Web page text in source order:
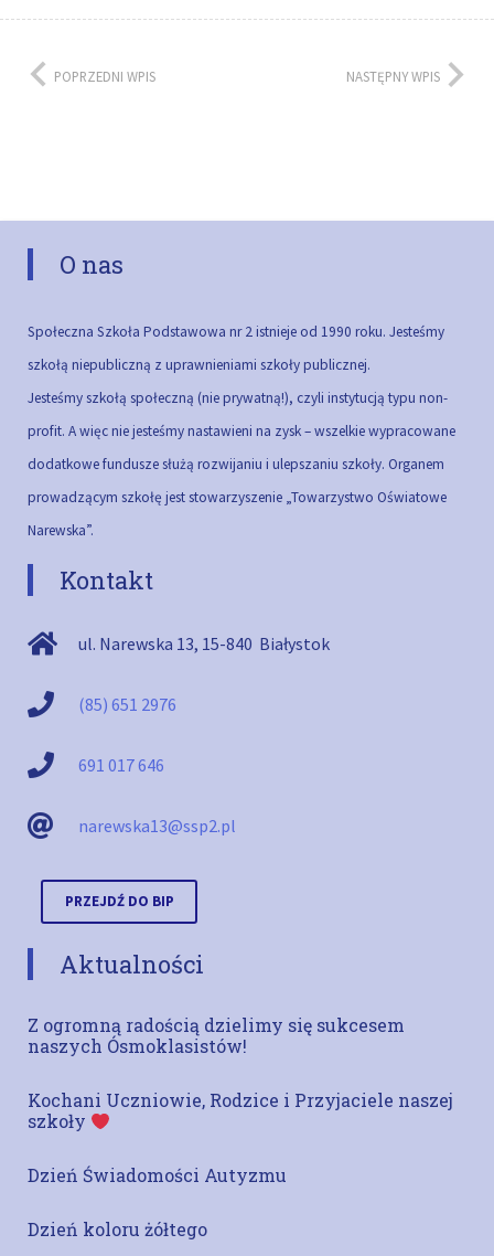
POPRZEDNI WPIS NASTĘPNY WPIS
O nas
Społeczna Szkoła Podstawowa nr 2 istnieje od 1990 roku. Jesteśmy
szkołą niepubliczną z uprawnieniami szkoły publicznej.
Jesteśmy szkołą społeczną (nie prywatną!), czyli instytucją typu non-
profit. A więc nie jesteśmy nastawieni na zysk – wszelkie wypracowane
dodatkowe fundusze służą rozwijaniu i ulepszaniu szkoły. Organem
prowadzącym szkołę jest stowarzyszenie „Towarzystwo Oświatowe
Narewska”.
Kontakt
ul. Narewska 13, 15-840 Białystok
(85) 651 2976
691 017 646
narewska13@ssp2.pl
PRZEJDŹ DO BIP
Aktualności
Z ogromną radością dzielimy się sukcesem
naszych Ósmoklasistów!
Kochani Uczniowie, Rodzice i Przyjaciele naszej
szkoły
Dzień Świadomości Autyzmu
Dzień koloru żółtego